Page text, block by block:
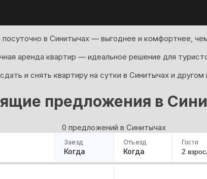
посуточно в Синитычах — выгоднее и комфортнее,
аренда квартир — идеальное решение для
и снять квартиру на сутки в Синитычах и другом
предложения в
0 предложений в Синитычах
Заезд
Когда
Отъезд
Когда
Гости
2